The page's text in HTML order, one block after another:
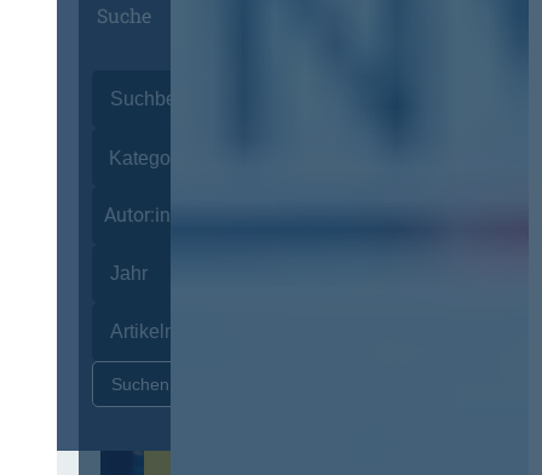
Suche
Autor:innen